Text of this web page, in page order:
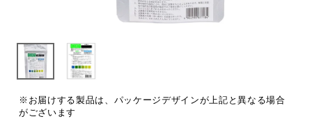
※お届けする製品は、パッケージデザインが上記と異なる場合
がございます